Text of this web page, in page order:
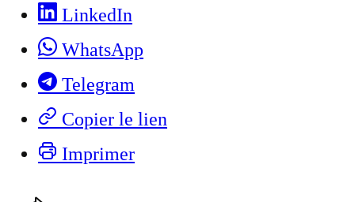
LinkedIn
WhatsApp
Telegram
Copier le lien
Imprimer